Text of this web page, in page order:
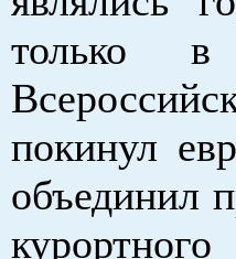
только
покинул
объединил